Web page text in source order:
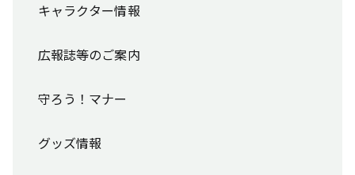
キャラクター情報
広報誌等のご案内
守ろう！マナー
グッズ情報